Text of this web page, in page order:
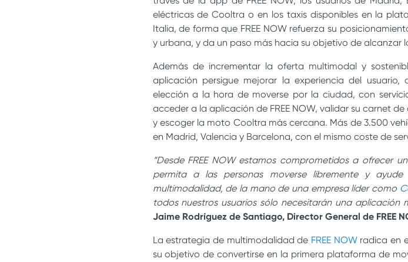
eléctricas de Cooltra o en los taxis disponibles en la
Italia, de forma que FREE NOW refuerza su
y urbana, y da un paso más hacia su objetivo de alcanzar
Además de incrementar la oferta multimodal y
aplicación persigue mejorar la experiencia del
elección a la hora de moverse por la ciudad, con
acceder a la aplicación de FREE NOW, validar su carnet
y escoger la moto Cooltra más cercana. Más de 3.500
en Madrid, Valencia y Barcelona, con el mismo coste de
“Desde FREE NOW estamos comprometidos a ofrecer
permita a las personas moverse libremente y
multimodalidad, de la mano de una empresa líder como
todos nuestros usuarios sólo necesitarán una aplicación
Jaime Rodríguez de Santiago, Director General de FREE
La estrategia de multimodalidad de FREE NOWradica en
su objetivo de convertirse en la primera plataforma de